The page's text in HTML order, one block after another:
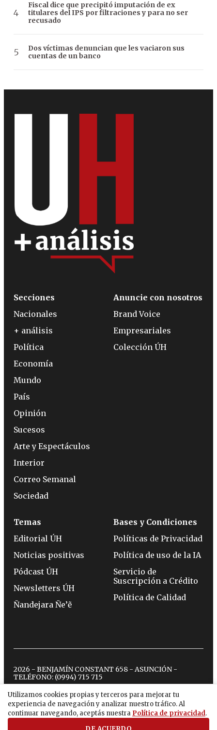
Fiscal dice que precipitó imputación de ex
titulares del IPS por filtraciones y para no ser
recusado
Dos víctimas denuncian que les vaciaron sus
cuentas de un banco
Utilizamos cookies propias y terceros para mejorar tu
experiencia de navegación y analizar nuestro tráfico. Al
continuar navegando, aceptás nuestra Política de privacidad.
Secciones
Nacionales
+ análisis
Política
Economía
Mundo
País
Opinión
Sucesos
Arte y Espectáculos
Interior
Correo Semanal
Sociedad
Anuncie con nosotros
Brand Voice
Empresariales
Colección ÚH
Temas
Editorial ÚH
Noticias positivas
Pódcast ÚH
Newsletters ÚH
Ñandejara Ñe’ẽ
Bases y Condiciones
Políticas de Privacidad
Política de uso de la IA
Servicio de
Suscripción a Crédito
Política de Calidad
2026 - BENJAMÍN CONSTANT 658 - ASUNCIÓN -
TELÉFONO: (0994) 715 715
twitterinstagram
facebook
tiktokyoutubespotify